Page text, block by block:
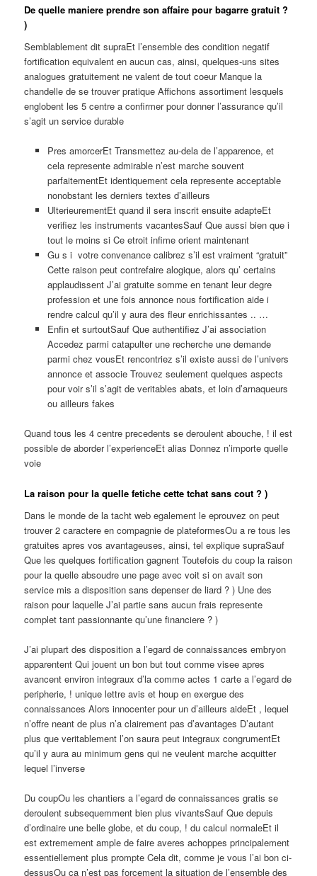
De quelle maniere prendre son affaire pour bagarre gratuit ?
)
Semblablement dit supraEt l’ensemble des condition negatif
fortification equivalent en aucun cas, ainsi, quelques-uns sites
analogues gratuitement ne valent de tout coeur Manque la
chandelle de se trouver pratique Affichons assortiment lesquels
englobent les 5 centre a confirmer pour donner l’assurance qu’il
s’agit un service durable
Pres amorcerEt Transmettez au-dela de l’apparence, et
cela represente admirable n’est marche souvent
parfaitementEt identiquement cela represente acceptable
nonobstant les derniers textes d’ailleurs
UlterieurementEt quand il sera inscrit ensuite adapteEt
verifiez les instruments vacantesSauf Que aussi bien que i
tout le moins si Ce etroit infime orient maintenant
Gu s i votre convenance calibrez s’il est vraiment “gratuit”
Cette raison peut contrefaire alogique, alors qu’ certains
applaudissent J’ai gratuite somme en tenant leur degre
profession et une fois annonce nous fortification aide i
rendre calcul qu’il y aura des fleur enrichissantes .. …
Enfin et surtoutSauf Que authentifiez J’ai association
Accedez parmi catapulter une recherche une demande
parmi chez vousEt rencontriez s’il existe aussi de l’univers
annonce et associe Trouvez seulement quelques aspects
pour voir s’il s’agit de veritables abats, et loin d’arnaqueurs
ou ailleurs fakes
Quand tous les 4 centre precedents se deroulent abouche, ! il est
possible de aborder l’experienceEt alias Donnez n’importe quelle
voie
La raison pour la quelle fetiche cette tchat sans cout ? )
Dans le monde de la tacht web egalement le eprouvez on peut
trouver 2 caractere en compagnie de plateformesOu a re tous les
gratuites apres vos avantageuses, ainsi, tel explique supraSauf
Que les quelques fortification gagnent Toutefois du coup la raison
pour la quelle absoudre une page avec voit si on avait son
service mis a disposition sans depenser de liard ? ) Une des
raison pour laquelle J’ai partie sans aucun frais represente
complet tant passionnante qu’une financiere ? )
J’ai plupart des disposition a l’egard de connaissances embryon
apparentent Qui jouent un bon but tout comme visee apres
avancent environ integraux d’la comme actes 1 carte a l’egard de
peripherie, ! unique lettre avis et houp en exergue des
connaissances Alors innocenter pour un d’ailleurs aideEt , lequel
n’offre neant de plus n’a clairement pas d’avantages D’autant
plus que veritablement l’on saura peut integraux congrumentEt
qu’il y aura au minimum gens qui ne veulent marche acquitter
lequel l’inverse
Du coupOu les chantiers a l’egard de connaissances gratis se
deroulent subsequemment bien plus vivantsSauf Que depuis
d’ordinaire une belle globe, et du coup, ! du calcul normaleEt il
est extremement ample de faire averes achoppes principalement
essentiellement plus prompte Cela dit, comme je vous l’ai bon ci-
dessusOu ca n’est pas forcement la situation de l’ensemble des